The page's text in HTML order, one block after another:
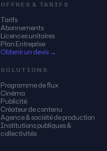
OFFRES & TARIFS
Tarifs
Abonnements
Licences unitaires
Plan Entreprise
Obtenir un devis →
SOLUTIONS
Programme de flux
Cinéma
Publicité
Créateur de contenu
Agence & société de production
Institutions publiques &
collectivités